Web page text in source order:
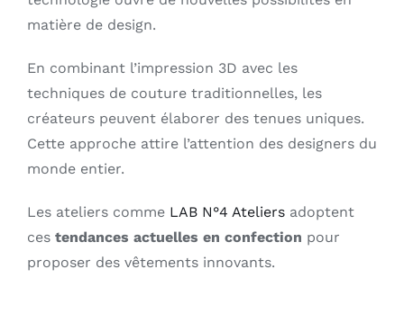
matière de design.
En combinant l’impression 3D avec les
techniques de couture traditionnelles, les
créateurs peuvent élaborer des tenues uniques.
Cette approche attire l’attention des designers du
monde entier.
Les ateliers comme LAB N°4 Ateliersadoptent
ces tendances actuelles en confection pour
proposer des vêtements innovants.